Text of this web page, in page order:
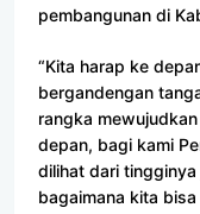
pembangunan di
“Kita harap ke
bergandengan
rangka
depan, bagi kami
dilihat dari
bagaimana kita